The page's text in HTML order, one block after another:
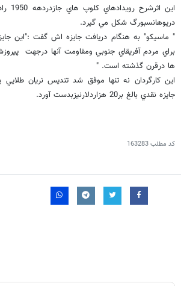
اين
دريوهانسبورگ شكل مي گيرد.
" ماسيكو" به هنگام دريافت جايزه اش گفت :"اين
براي مردم آفريقاي جنوبي ومقاومت آنها درجهت
ها درقرن گذشته است. "
اين كارگردان نه تنها موفق شد تنديس نريان طلايي
جايزه نقدي بالغ بر20 هزاردلارنيزبدست آورد.
کد مطلب163283